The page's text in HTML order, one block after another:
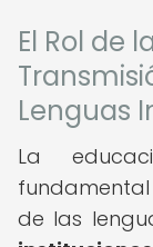
El Rol de
Lenguas
La
fundamental
de las